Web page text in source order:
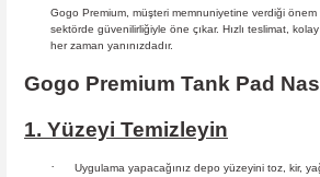
Gogo Premium, müşteri memnuniyetine verdiği önem
sektörde güvenilirliğiyle öne çıkar. Hızlı teslimat,
her zaman yanınızdadır.
Gogo Premium Tank Pad
1. Yüzeyi Temizleyin
·
Uygulama yapacağınız depo yüzeyini toz, kir,